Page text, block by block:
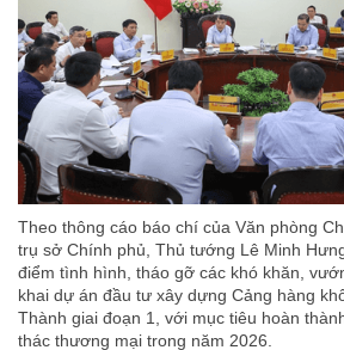
Theo thông cáo báo chí của Văn phòng
trụ sở Chính phủ, Thủ tướng Lê Minh
điểm tình hình, tháo gỡ các khó khăn,
khai dự án đầu tư xây dựng Cảng hàng
Thành giai đoạn 1, với mục tiêu hoàn
thác thương mại trong năm 2026.